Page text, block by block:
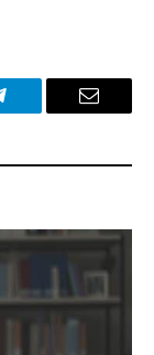
Email